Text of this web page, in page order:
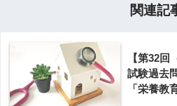
関連記
【第32
試験過去
「栄養教